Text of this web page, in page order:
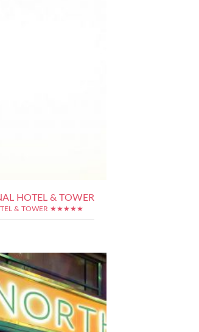
HOTEL & TOWER
& TOWER ★★★★★